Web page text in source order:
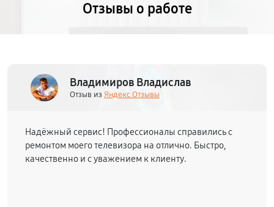
Отзывы о работе
Владимиров Владислав
Отзыв из Яндекс.Отзывы
Надёжный сервис! Профессионалы справились с
ремонтом моего телевизора на отлично. Быстро,
качественно и с уважением к клиенту.